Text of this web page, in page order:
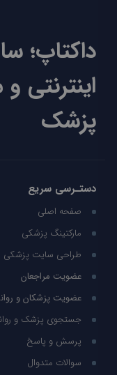
داکتاپ؛
اینترنتی
پزشک
دستـرسی سریع
صفحه اصلی
مارکتینگ پزشکی
طراحی سایت پزشکی
عضویت مراجعان
عضویت پزشکان و
جستجوی پزشک و
پرسش و پاسخ
سوالات متدوال